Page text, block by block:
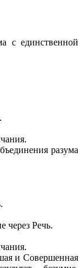
с единственной
разума
через Речь.
и Совершенная